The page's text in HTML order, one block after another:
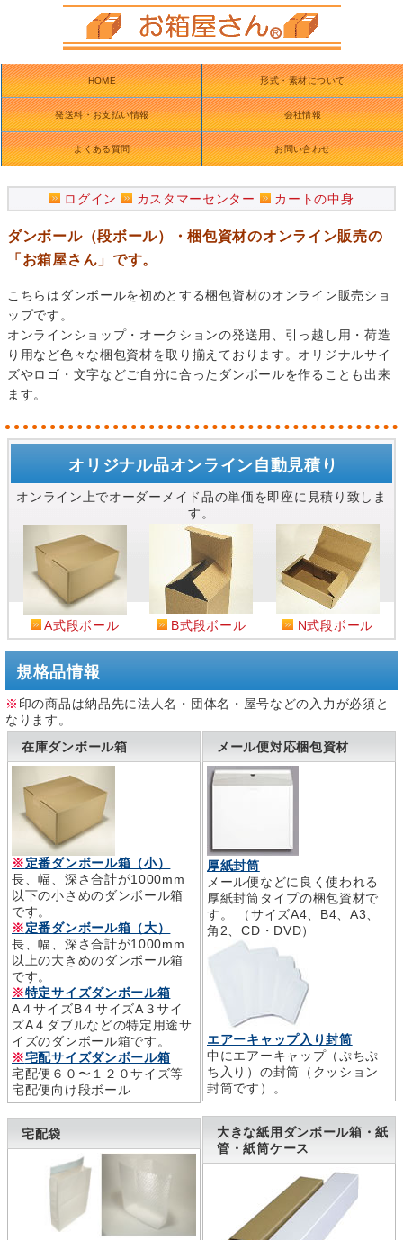
HOME 形式・素材について
発送料・お支払い情報 会社情報
よくある質問 お問い合わせ
ログイン カスタマーセンター カートの中身
ダンボール（段ボール）・梱包資材のオンライン販売の
「お箱屋さん」です。
こちらはダンボールを初めとする梱包資材のオンライン販売ショ
ップです。
オンラインショップ・オークションの発送用、引っ越し用・荷造
り用など色々な梱包資材を取り揃えております。オリジナルサイ
ズやロゴ・文字などご自分に合ったダンボールを作ることも出来
ます。
オリジナル品オンライン自動見積り
オンライン上でオーダーメイド品の単価を即座に見積り致しま
す。
A式段ボール B式段ボール N式段ボール
規格品情報
※ 印の商品は納品先に法人名・団体名・屋号などの入力が必須と
なります。
在庫ダンボール箱
※定番ダンボール箱（小）
長、幅、深さ合計が1000mm
以下の小さめのダンボール箱
です。
※定番ダンボール箱（大）
長、幅、深さ合計が1000mm
以上の大きめのダンボール箱
です。
※特定サイズダンボール箱
A４サイズB４サイズA３サイ
ズA４ダブルなどの特定用途サ
イズのダンボール箱です。
※宅配サイズダンボール箱
宅配便６０〜１２０サイズ等
宅配便向け段ボール
宅配袋
メール便対応梱包資材
厚紙封筒
メール便などに良く使われる
厚紙封筒タイプの梱包資材で
す。 （サイズA4、B4、A3、
角2、CD・DVD）
エアーキャップ入り封筒
中にエアーキャップ（ぷちぷ
ち入り）の封筒（クッション
封筒です）。
大きな紙用ダンボール箱・紙
管・紙筒ケース